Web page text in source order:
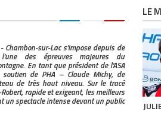
Chambon-sur-Lac s’impose depuis de
des épreuves majeures du
En tant que président de l’ASA
de PHA – Claude Michy, de
de très haut niveau. Sur le tracé
rapide et exigeant, les meilleurs
un spectacle intense devant un public
LE